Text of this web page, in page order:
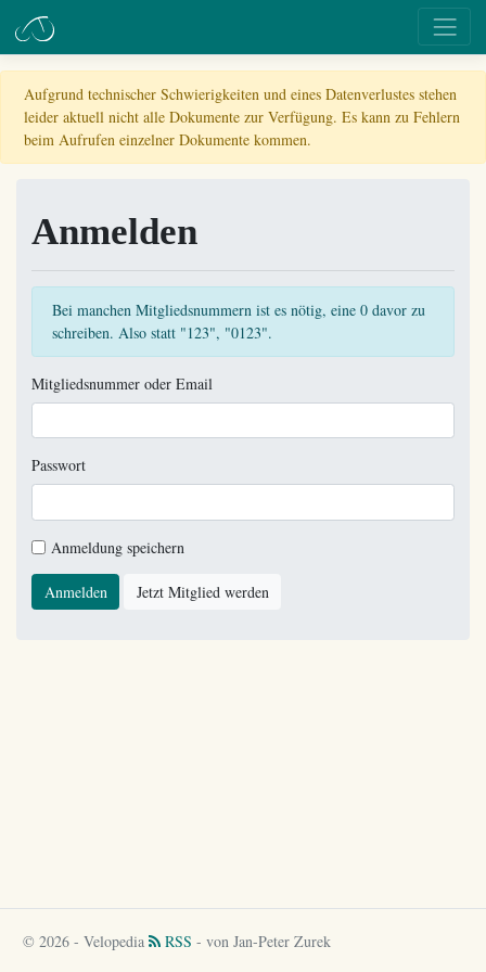
Aufgrund technischer Schwierigkeiten und eines Datenverlustes stehen
leider aktuell nicht alle Dokumente zur Verfügung. Es kann zu Fehlern
beim Aufrufen einzelner Dokumente kommen.
Anmelden
Bei manchen Mitgliedsnummern ist es nötig, eine 0 davor zu
schreiben. Also statt "123", "0123".
Mitgliedsnummer oder Email
Passwort
Anmeldung speichern
Anmelden Jetzt Mitglied werden
© 2026 - Velopedia RSS - von Jan-Peter Zurek